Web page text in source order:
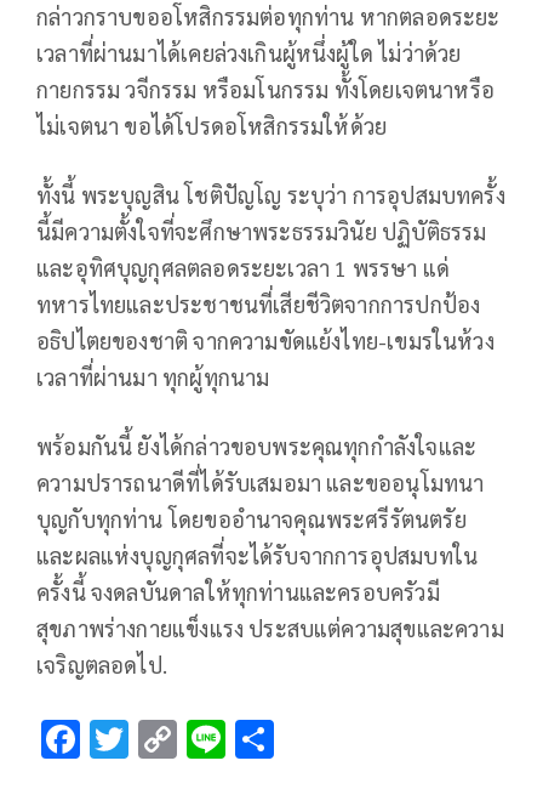
กล่าวกราบขออโหสิกรรมต่อทุกท่าน หากตลอดระยะ
เวลาที่ผ่านมาได้เคยล่วงเกินผู้หนึ่งผู้ใด ไม่ว่าด้วย
กายกรรม วจีกรรม หรือมโนกรรม ทั้งโดยเจตนาหรือ
ไม่เจตนา ขอได้โปรดอโหสิกรรมให้ด้วย
ทั้งนี้ พระบุญสิน โชติปัญโญ ระบุว่า การอุปสมบทครั้ง
นี้มีความตั้งใจที่จะศึกษาพระธรรมวินัย ปฏิบัติธรรม
และอุทิศบุญกุศลตลอดระยะเวลา 1 พรรษา แด่
ทหารไทยและประชาชนที่เสียชีวิตจากการปกป้อง
อธิปไตยของชาติ จากความขัดแย้งไทย-เขมรในห้วง
เวลาที่ผ่านมา ทุกผู้ทุกนาม
พร้อมกันนี้ ยังได้กล่าวขอบพระคุณทุกกำลังใจและ
ความปรารถนาดีที่ได้รับเสมอมา และขออนุโมทนา
บุญกับทุกท่าน โดยขออำนาจคุณพระศรีรัตนตรัย
และผลแห่งบุญกุศลที่จะได้รับจากการอุปสมบทใน
ครั้งนี้ จงดลบันดาลให้ทุกท่านและครอบครัวมี
สุขภาพร่างกายแข็งแรง ประสบแต่ความสุขและความ
เจริญตลอดไป.
F T C Li